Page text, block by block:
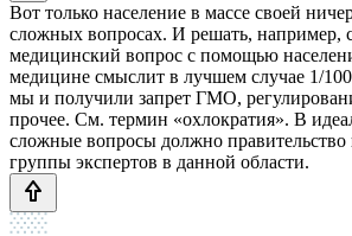
Вот только население в массе своей
сложных вопросах. И решать, например,
медицинский вопрос с помощью
медицине смыслит в лучшем случае 1/
мы и получили запрет ГМО,
прочее. См. термин «охлократия». В
сложные вопросы должно правительство
группы экспертов в данной области.